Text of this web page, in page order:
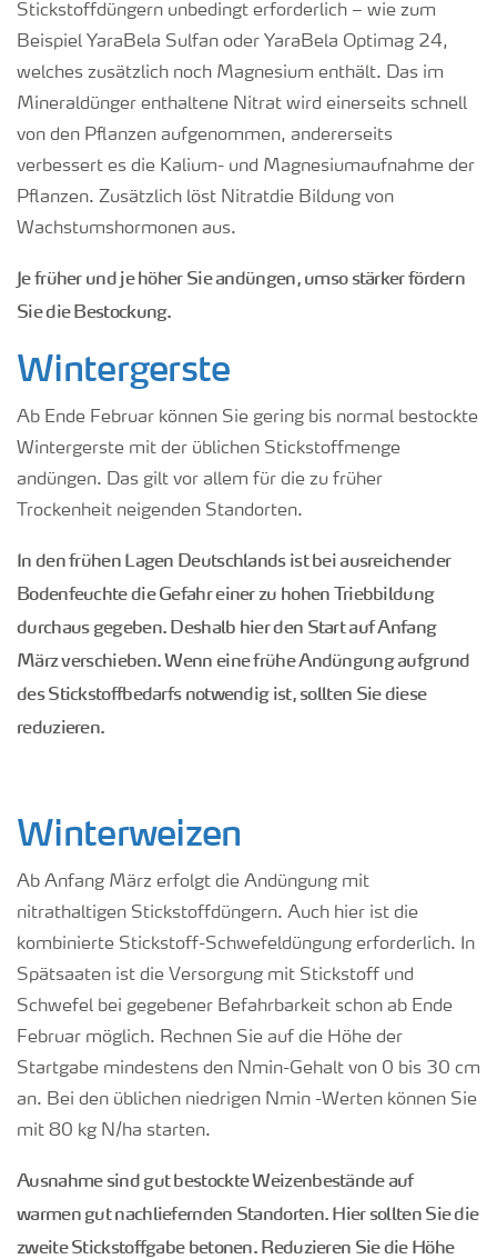
Stickstoffdüngern unbedingt erforderlich – wie zum
Beispiel YaraBela Sulfan oder YaraBela Optimag 24,
welches zusätzlich noch Magnesium enthält. Das im
Mineraldünger enthaltene Nitrat wird einerseits schnell
von den Pflanzen aufgenommen, andererseits
verbessert es die Kalium- und Magnesiumaufnahme der
Pflanzen. Zusätzlich löst Nitratdie Bildung von
Wachstumshormonen aus.
Je früher und je höher Sie andüngen, umso stärker fördern
Sie die Bestockung.
Wintergerste
Ab Ende Februar können Sie gering bis normal bestockte
Wintergerste mit der üblichen Stickstoffmenge
andüngen. Das gilt vor allem für die zu früher
Trockenheit neigenden Standorten.
In den frühen Lagen Deutschlands ist bei ausreichender
Bodenfeuchte die Gefahr einer zu hohen Triebbildung
durchaus gegeben. Deshalb hier den Start auf Anfang
März verschieben. Wenn eine frühe Andüngung aufgrund
des Stickstoffbedarfs notwendig ist, sollten Sie diese
reduzieren.
Winterweizen
Ab Anfang März erfolgt die Andüngung mit
nitrathaltigen Stickstoffdüngern. Auch hier ist die
kombinierte Stickstoff-Schwefeldüngung erforderlich. In
Spätsaaten ist die Versorgung mit Stickstoff und
Schwefel bei gegebener Befahrbarkeit schon ab Ende
Februar möglich. Rechnen Sie auf die Höhe der
Startgabe mindestens den N min-Gehalt von 0 bis 30 cm
an. Bei den üblichen niedrigen N min -Werten können Sie
mit 80 kg N/ha starten.
Ausnahme sind gut bestockte Weizenbestände auf
warmen gut nachliefernden Standorten. Hier sollten Sie die
zweite Stickstoffgabe betonen. Reduzieren Sie die Höhe